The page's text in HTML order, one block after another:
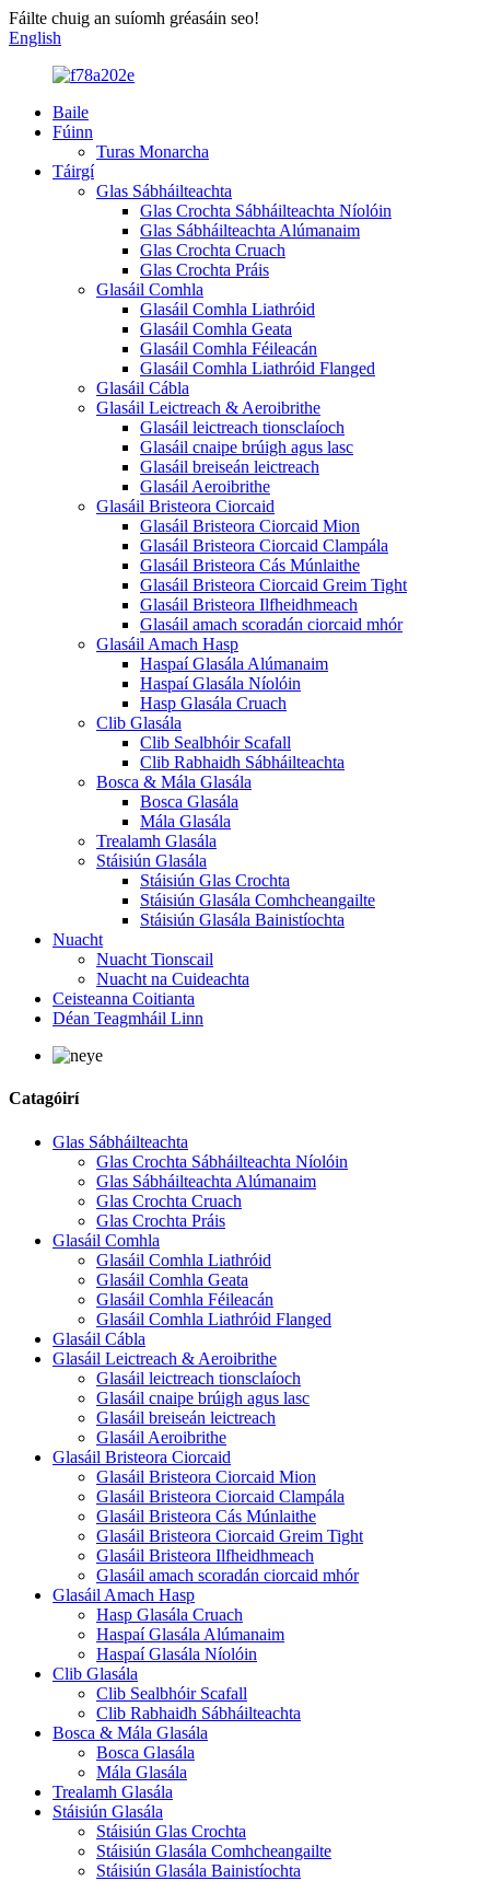
Fáilte chuig an suíomh gréasáin seo!
English
Baile
Fúinn
Turas Monarcha
Táirgí
Glas Sábháilteachta
Glas Crochta Sábháilteachta Níolóin
Glas Sábháilteachta Alúmanaim
Glas Crochta Cruach
Glas Crochta Práis
Glasáil Comhla
Glasáil Comhla Liathróid
Glasáil Comhla Geata
Glasáil Comhla Féileacán
Glasáil Comhla Liathróid Flanged
Glasáil Cábla
Glasáil Leictreach & Aeroibrithe
Glasáil leictreach tionsclaíoch
Glasáil cnaipe brúigh agus lasc
Glasáil breiseán leictreach
Glasáil Aeroibrithe
Glasáil Bristeora Ciorcaid
Glasáil Bristeora Ciorcaid Mion
Glasáil Bristeora Ciorcaid Clampála
Glasáil Bristeora Cás Múnlaithe
Glasáil Bristeora Ciorcaid Greim Tight
Glasáil Bristeora Ilfheidhmeach
Glasáil amach scoradán ciorcaid mhór
Glasáil Amach Hasp
Haspaí Glasála Alúmanaim
Haspaí Glasála Níolóin
Hasp Glasála Cruach
Clib Glasála
Clib Sealbhóir Scafall
Clib Rabhaidh Sábháilteachta
Bosca & Mála Glasála
Bosca Glasála
Mála Glasála
Trealamh Glasála
Stáisiún Glasála
Stáisiún Glas Crochta
Stáisiún Glasála Comhcheangailte
Stáisiún Glasála Bainistíochta
Nuacht
Nuacht Tionscail
Nuacht na Cuideachta
Ceisteanna Coitianta
Déan Teagmháil Linn
Catagóirí
Glas Sábháilteachta
Glas Crochta Sábháilteachta Níolóin
Glas Sábháilteachta Alúmanaim
Glas Crochta Cruach
Glas Crochta Práis
Glasáil Comhla
Glasáil Comhla Liathróid
Glasáil Comhla Geata
Glasáil Comhla Féileacán
Glasáil Comhla Liathróid Flanged
Glasáil Cábla
Glasáil Leictreach & Aeroibrithe
Glasáil leictreach tionsclaíoch
Glasáil cnaipe brúigh agus lasc
Glasáil breiseán leictreach
Glasáil Aeroibrithe
Glasáil Bristeora Ciorcaid
Glasáil Bristeora Ciorcaid Mion
Glasáil Bristeora Ciorcaid Clampála
Glasáil Bristeora Cás Múnlaithe
Glasáil Bristeora Ciorcaid Greim Tight
Glasáil Bristeora Ilfheidhmeach
Glasáil amach scoradán ciorcaid mhór
Glasáil Amach Hasp
Hasp Glasála Cruach
Haspaí Glasála Alúmanaim
Haspaí Glasála Níolóin
Clib Glasála
Clib Sealbhóir Scafall
Clib Rabhaidh Sábháilteachta
Bosca & Mála Glasála
Bosca Glasála
Mála Glasála
Trealamh Glasála
Stáisiún Glasála
Stáisiún Glas Crochta
Stáisiún Glasála Comhcheangailte
Stáisiún Glasála Bainistíochta